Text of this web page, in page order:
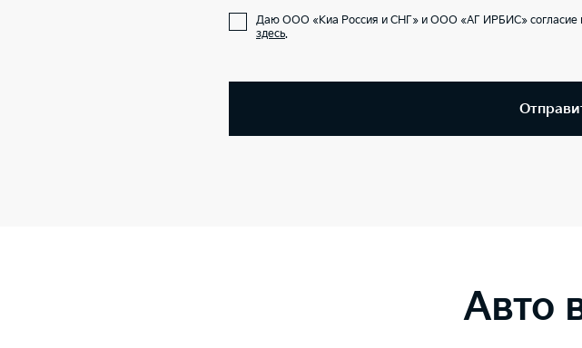
Даю ООО «Киа Россия и СНГ» и ООО «АГ ИРБИС» согласие
здесь.
Авто